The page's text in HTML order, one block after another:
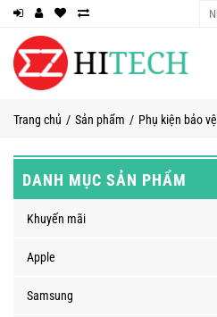
Trang chủ Sản phẩm Phụ kiện bảo vệ
DANH MỤC SẢN PHẨM
Khuyến mãi
Apple
Samsung